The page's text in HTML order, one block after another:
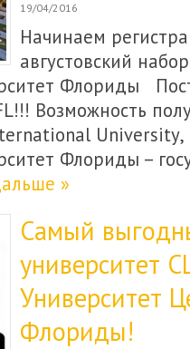
19/04/2016
Начинаем
августовский
Флориды
Возможность
Флориды –
»
Самый
университет
Университет
Флориды!